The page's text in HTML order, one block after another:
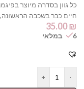
כל גוון בסדרה מיוצר
חיים כבר בשכבה
35.00₪
6 במלאי
-
+